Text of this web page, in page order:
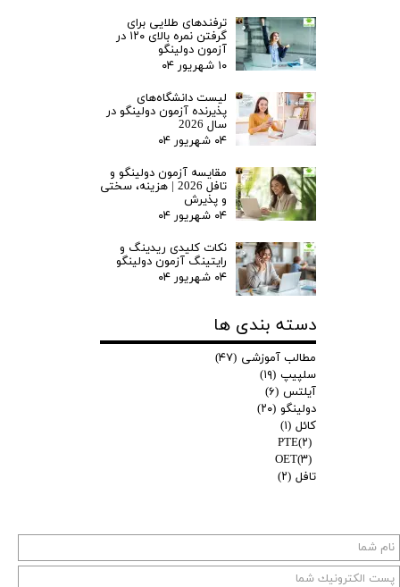
ترفندهای طلایی برای
گرفتن نمره بالای ۱۲۰ در
آزمون دولینگو
۱۰ شهریور ۰۴
لیست دانشگاه‌های
پذیرنده آزمون دولینگو در
سال 2026
۰۴ شهریور ۰۴
مقایسه آزمون دولینگو و
تافل 2026 | هزینه، سختی
و پذیرش
۰۴ شهریور ۰۴
نکات کلیدی ریدینگ و
رایتینگ آزمون دولینگو
۰۴ شهریور ۰۴
دسته بندی ها
مطالب آموزشی (۴۷)
سلپیپ (۱۹)
آیلتس (۶)
دولینگو (۲۰)
کائل (۱)
PTE(۲)
OET(۳)
تافل (۲)